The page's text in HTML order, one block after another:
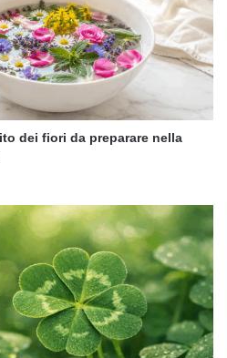
dei fiori da preparare nella